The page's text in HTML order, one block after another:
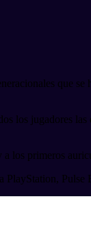
que
los jugadores
los primeros
PlayStation, Pulse